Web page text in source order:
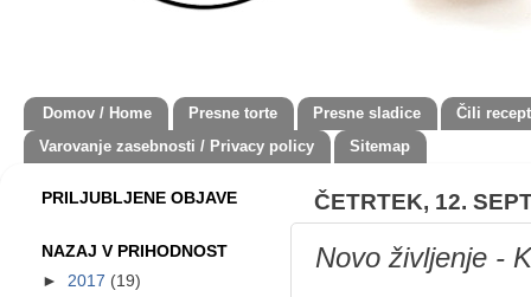
Domov / Home Presne torte Presne sladice
Čili
Varovanje zasebnosti / Privacy policy
Sitemap
ČETRTEK, 12.
Novo življenje -
PRILJUBLJENE OBJAVE
NAZAJ V PRIHODNOST
► 2017 (19)